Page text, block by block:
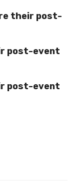
their post-
post-event
post-event